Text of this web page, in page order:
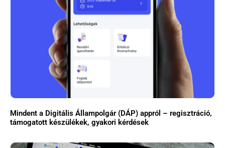
Mindent a Digitális Állampolgár (DÁP) appról – regisztráció,
támogatott készülékek, gyakori kérdések